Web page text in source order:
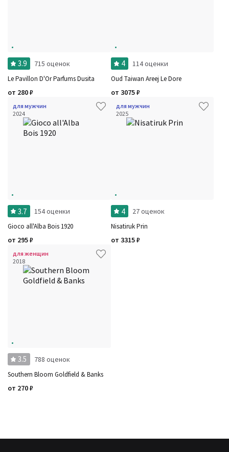
3.9 715 оценок
Le Pavillon D'Or Parfums Dusita
от 280₽
4 114 оценки
Oud Taiwan Areej Le Dore
от 3075₽
для мужчин
2024
3.7 154 оценки
Gioco all'Alba Bois 1920
от 295₽
для мужчин
2025
4 27 оценок
Nisatiruk Prin
от 3315₽
для женщин
2018
3.5 788 оценок
Southern Bloom Goldfield & Banks
от 270₽